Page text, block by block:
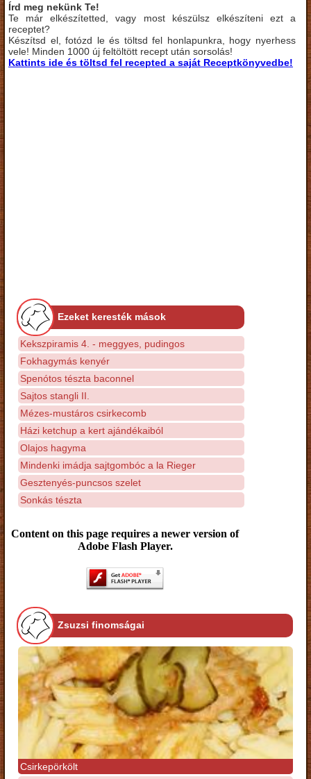
Írd meg nekünk Te!
Te már elkészítetted, vagy most készülsz elkészíteni ezt a
receptet?
Készítsd el, fotózd le és töltsd fel honlapunkra, hogy nyerhess
vele! Minden 1000 új feltöltött recept után sorsolás!
Kattints ide és töltsd fel recepted a saját Receptkönyvedbe!
Ezeket keresték mások
Kekszpiramis 4. - meggyes, pudingos
Fokhagymás kenyér
Spenótos tészta baconnel
Sajtos stangli II.
Mézes-mustáros csirkecomb
Házi ketchup a kert ajándékaiból
Olajos hagyma
Mindenki imádja sajtgombóc a la Rieger
Gesztenyés-puncsos szelet
Sonkás tészta
Content on this page requires a newer version of
Adobe Flash Player.
Zsuzsi finomságai
Csirkepörkölt